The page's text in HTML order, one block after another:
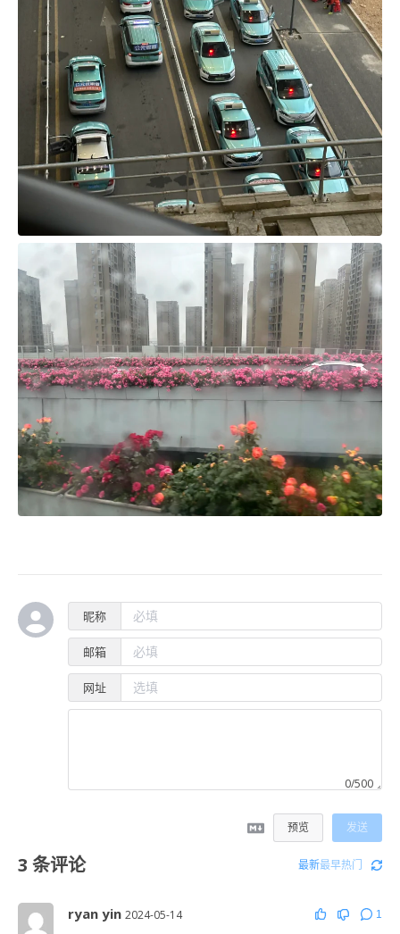
昵称
邮箱
网址
0/500
预览 发送
3 条评论 最新最早热门
ryan yin 2024-05-14 1